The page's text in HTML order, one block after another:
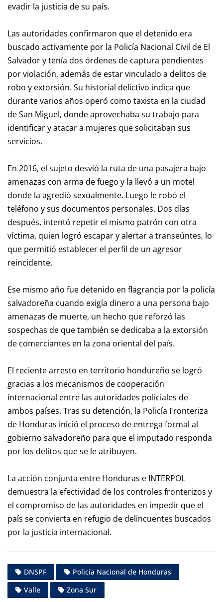
evadir la justicia de su país.
Las autoridades confirmaron que el detenido era
buscado activamente por la Policía Nacional Civil de El
Salvador y tenía dos órdenes de captura pendientes
por violación, además de estar vinculado a delitos de
robo y extorsión. Su historial delictivo indica que
durante varios años operó como taxista en la ciudad
de San Miguel, donde aprovechaba su trabajo para
identificar y atacar a mujeres que solicitaban sus
servicios.
En 2016, el sujeto desvió la ruta de una pasajera bajo
amenazas con arma de fuego y la llevó a un motel
donde la agredió sexualmente. Luego le robó el
teléfono y sus documentos personales. Dos días
después, intentó repetir el mismo patrón con otra
víctima, quien logró escapar y alertar a transeúntes, lo
que permitió establecer el perfil de un agresor
reincidente.
Ese mismo año fue detenido en flagrancia por la policía
salvadoreña cuando exigía dinero a una persona bajo
amenazas de muerte, un hecho que reforzó las
sospechas de que también se dedicaba a la extorsión
de comerciantes en la zona oriental del país.
El reciente arresto en territorio hondureño se logró
gracias a los mecanismos de cooperación
internacional entre las autoridades policiales de
ambos países. Tras su detención, la Policía Fronteriza
de Honduras inició el proceso de entrega formal al
gobierno salvadoreño para que el imputado responda
por los delitos que se le atribuyen.
La acción conjunta entre Honduras e INTERPOL
demuestra la efectividad de los controles fronterizos y
el compromiso de las autoridades en impedir que el
país se convierta en refugio de delincuentes buscados
por la justicia internacional.
DNSPF
Policía Nacional de Honduras
Valle
Zona Sur